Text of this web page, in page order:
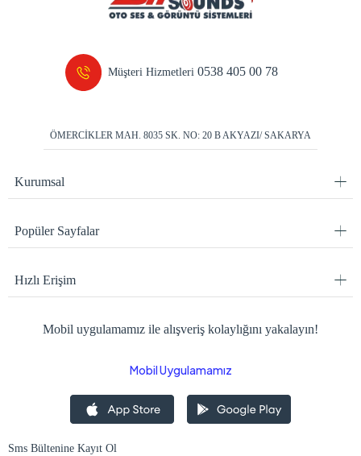
Müşteri Hizmetleri0538 405 00 78
ÖMERCİKLER MAH. 8035 SK. NO: 20 B AKYAZI/ SAKARYA
Kurumsal
Popüler Sayfalar
Hızlı Erişim
Mobil uygulamamız ile alışveriş kolaylığını yakalayın!
Mobil Uygulamamız
Sms Bültenine Kayıt Ol